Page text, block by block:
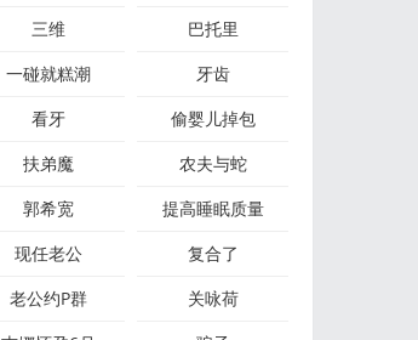
三维
巴托里
一碰就糕潮
牙齿
看牙
偷婴儿掉包
扶弟魔
农夫与蛇
郭希宽
提高睡眠质量
现任老公
复合了
老公约P群
关咏荷